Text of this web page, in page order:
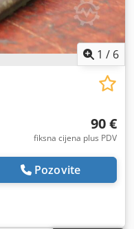
1 / 6
90 €
fiksna cijena plus PDV
Pozovite